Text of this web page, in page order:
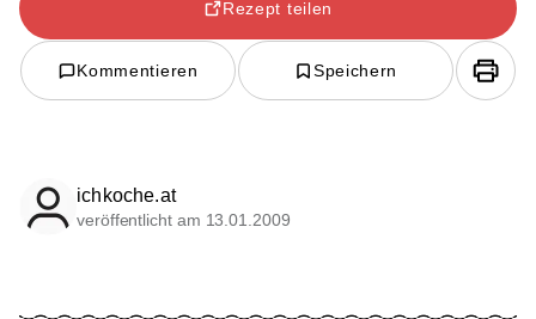
Rezept teilen
Kommentieren Speichern
ichkoche.at
veröffentlicht am 13.01.2009